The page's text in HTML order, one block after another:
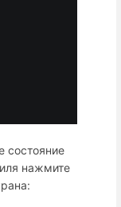
состояние
нажмите